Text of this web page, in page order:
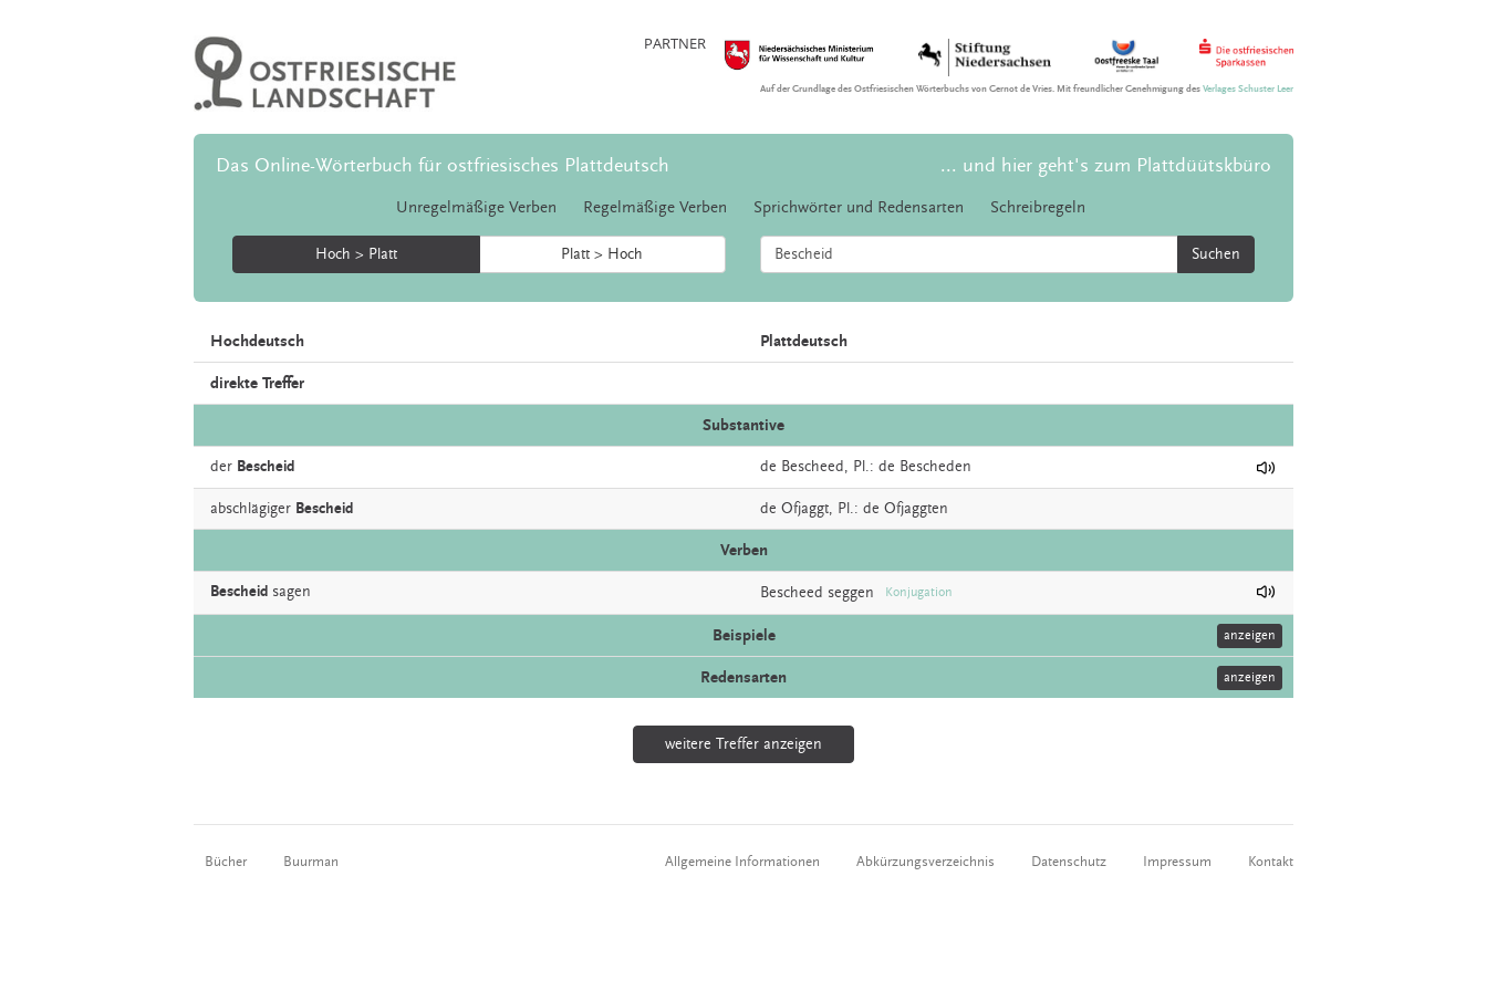
PARTNER
Auf der Grundlage des Ostfriesischen Wörterbuchs von Gernot de Vries. Mit freundlicher Genehmigung desVerlages Schuster Leer
Das Online-Wörterbuch für ostfriesisches Plattdeutsch ... und hier geht's zum Plattdüütskbüro
Unregelmäßige Verben Regelmäßige Verben Sprichwörter und Redensarten Schreibregeln
Hoch > Platt Platt > Hoch Suchen
Hochdeutsch Plattdeutsch
direkte Treffer
Substantive
der Bescheid de Bescheed, Pl.: de Bescheden
abschlägiger Bescheid de Ofjaggt, Pl.: de Ofjaggten
Verben
Bescheid sagen Bescheed seggen Konjugation
Beispiele anzeigen
Redensarten anzeigen
weitere Treffer anzeigen
Bücher Buurman Allgemeine Informationen Abkürzungsverzeichnis Datenschutz Impressum Kontakt